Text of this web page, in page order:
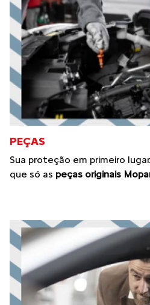
PEÇAS
Sua proteção em primeiro
que só as peças originais